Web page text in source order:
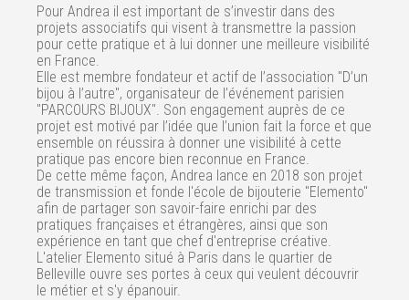
Pour Andrea il est important de s’investir dans des
projets associatifs qui visent à transmettre la passion
pour cette pratique et à lui donner une meilleure visibilité
en France.
Elle est membre fondateur et actif de l’association "D’un
bijou à l’autre", organisateur de l’événement parisien
"PARCOURS BIJOUX". Son engagement auprès de ce
projet est motivé par l’idée que l’union fait la force et que
ensemble on réussira à donner une visibilité à cette
pratique pas encore bien reconnue en France.
De cette même façon, Andrea lance en 2018 son projet
de transmission et fonde l'école de bijouterie "Elemento"
afin de partager son savoir-faire enrichi par des
pratiques françaises et étrangères, ainsi que son
expérience en tant que chef d'entreprise créative.
L'atelier Elemento situé à Paris dans le quartier de
Belleville ouvre ses portes à ceux qui veulent découvrir
le métier et s'y épanouir.